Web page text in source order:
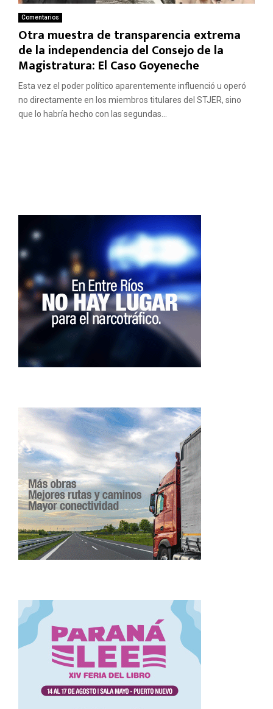
Comentarios
Otra muestra de transparencia extrema
de la independencia del Consejo de la
Magistratura: El Caso Goyeneche
Esta vez el poder político aparentemente influenció u operó
no directamente en los miembros titulares del STJER, sino
que lo habría hecho con las segundas...